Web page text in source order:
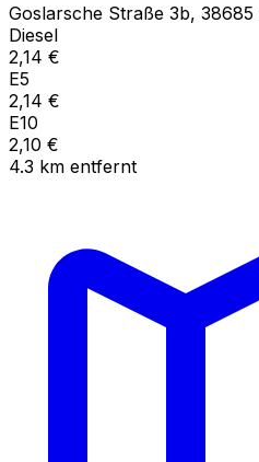
Goslarsche Straße 3b, 38685
Diesel
2,14 €
E5
2,14 €
E10
2,10 €
4.3 km entfernt